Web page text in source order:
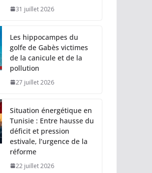
31 juillet 2026
Les hippocampes du
golfe de Gabès victimes
de la canicule et de la
pollution
27 juillet 2026
Situation énergétique en
Tunisie : Entre hausse du
déficit et pression
estivale, l’urgence de la
réforme
22 juillet 2026